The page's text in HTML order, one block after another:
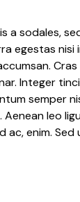
a sodales,
egestas nisi
Integer
semper
leo
ac, enim.